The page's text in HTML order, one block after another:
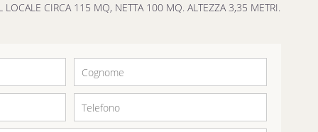
LOCALE CIRCA 115 MQ, NETTA 100 MQ. ALTEZZA 3,35 METRI.